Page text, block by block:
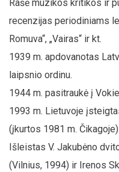
Rašė muzikos kritikos ir
recenzijas periodiniams
Romuva“, „Vairas“ ir kt.
1939 m. apdovanotas
laipsnio ordinu.
1944 m. pasitraukė į
1993 m. Lietuvoje
(įkurtos 1981 m.
Išleistas V. Jakubėno
(Vilnius, 1994) ir Irenos